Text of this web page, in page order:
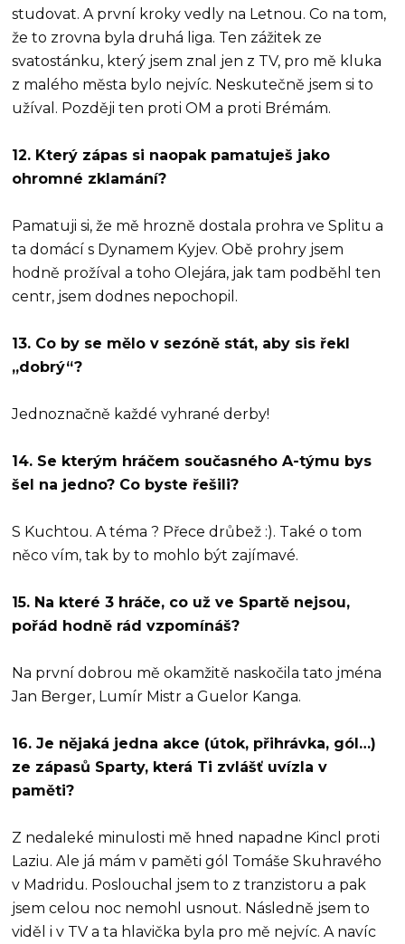
studovat. A první kroky vedly na Letnou. Co na tom,
že to zrovna byla druhá liga. Ten zážitek ze
svatostánku, který jsem znal jen z TV, pro mě kluka
z malého města bylo nejvíc. Neskutečně jsem si to
užíval. Později ten proti OM a proti Brémám.
12. Který zápas si naopak pamatuješ jako
ohromné zklamání?
Pamatuji si, že mě hrozně dostala prohra ve Splitu a
ta domácí s Dynamem Kyjev. Obě prohry jsem
hodně prožíval a toho Olejára, jak tam podběhl ten
centr, jsem dodnes nepochopil.
13. Co by se mělo v sezóně stát, aby sis řekl
„dobrý“?
Jednoznačně každé vyhrané derby!
14. Se kterým hráčem současného A-týmu bys
šel na jedno? Co byste řešili?
S Kuchtou. A téma ? Přece drůbež :). Také o tom
něco vím, tak by to mohlo být zajímavé.
15. Na které 3 hráče, co už ve Spartě nejsou,
pořád hodně rád vzpomínáš?
Na první dobrou mě okamžitě naskočila tato jména
Jan Berger, Lumír Mistr a Guelor Kanga.
16. Je nějaká jedna akce (útok, přihrávka, gól…)
ze zápasů Sparty, která Ti zvlášť uvízla v
paměti?
Z nedaleké minulosti mě hned napadne Kincl proti
Laziu. Ale já mám v paměti gól Tomáše Skuhravého
v Madridu. Poslouchal jsem to z tranzistoru a pak
jsem celou noc nemohl usnout. Následně jsem to
viděl i v TV a ta hlavička byla pro mě nejvíc. A navíc